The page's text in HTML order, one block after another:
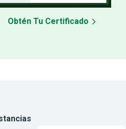
Obtén Tu Certificado